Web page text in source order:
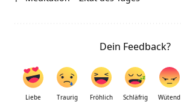
Dein Feedback?
Liebe Traurig Fröhlich Schläfrig Wütend